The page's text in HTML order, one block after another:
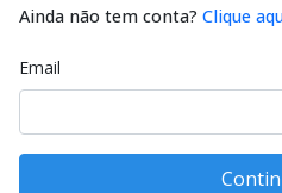
Ainda não tem conta? Clique
Email